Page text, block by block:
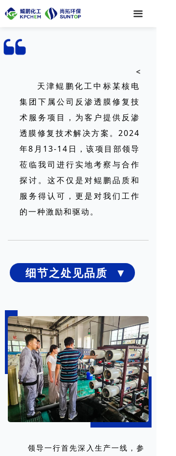
끀
天津鲲鹏化工中标某核电
集团下属公司反渗透膜修复技
术服务项目，为客户提供反渗
透膜修复技术解决方案。2024
年8月13-14日，该项目部领导
莅临我司进行实地考察与合作
探讨。这不仅是对鲲鹏品质和
服务得认可，更是对我们工作
的一种激励和驱动。
<
细节之处见品质 ▼
领导一行首先深入生产一线，参